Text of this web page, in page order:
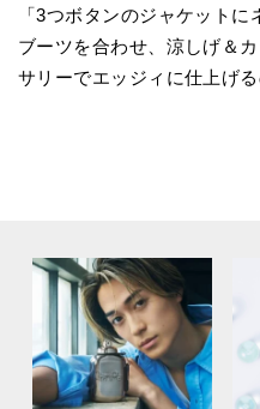
「3つボタンのジャケット
ブーツを合わせ、涼しげ＆
サリーでエッジィに仕上げる